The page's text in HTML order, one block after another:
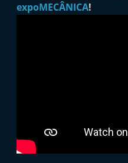
d
o
expoMECÂNICA!